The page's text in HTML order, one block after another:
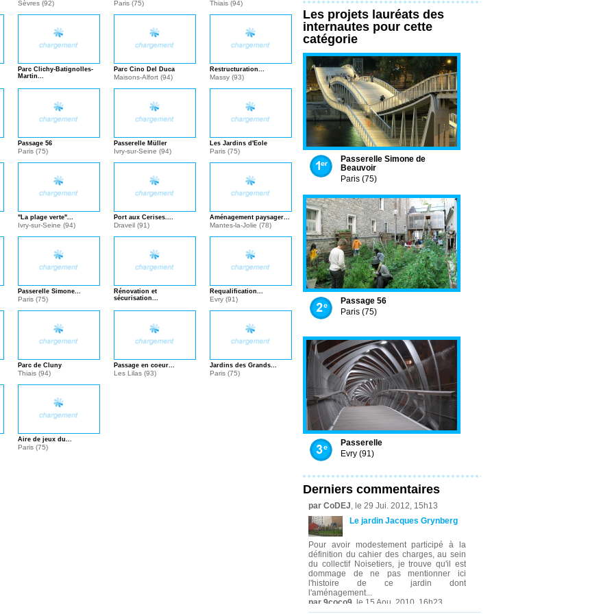
Sèvres (92) Paris (75) Thiais (94)
Parc Clichy-Batignolles-
Martin...
Parc Cino Del Duca
Maisons-Alfort (94)
Restructuration...
Massy (93)
Passage 56
Paris (75)
Passerelle Müller
Ivry-sur-Seine (94)
Les Jardins d'Eole
Paris (75)
"La plage verte"...
Ivry-sur-Seine (94)
Port aux Cerises....
Draveil (91)
Aménagement paysager...
Mantes-la-Jolie (78)
Passerelle Simone...
Paris (75)
Rénovation et
sécurisation...
Requalification...
Evry (91)
Parc de Cluny
Thiais (94)
Passage en coeur...
Les Lilas (93)
Jardins des Grands...
Paris (75)
Aire de jeux du...
Paris (75)
Les projets lauréats des
internautes pour cette
catégorie
Passerelle Simone de
Beauvoir
Paris (75)
Passage 56
Paris (75)
Passerelle
Evry (91)
Derniers commentaires
par CoDEJ, le 29 Jui. 2012, 15h13
Le jardin Jacques Grynberg
Pour avoir modestement participé à la
définition du cahier des charges, au sein
du collectif Noisetiers, je trouve qu'il est
dommage de ne pas mentionner ici
l'histoire de ce jardin dont
l'aménagement...
par 9coco9 , le 15 Aou. 2010, 16h23